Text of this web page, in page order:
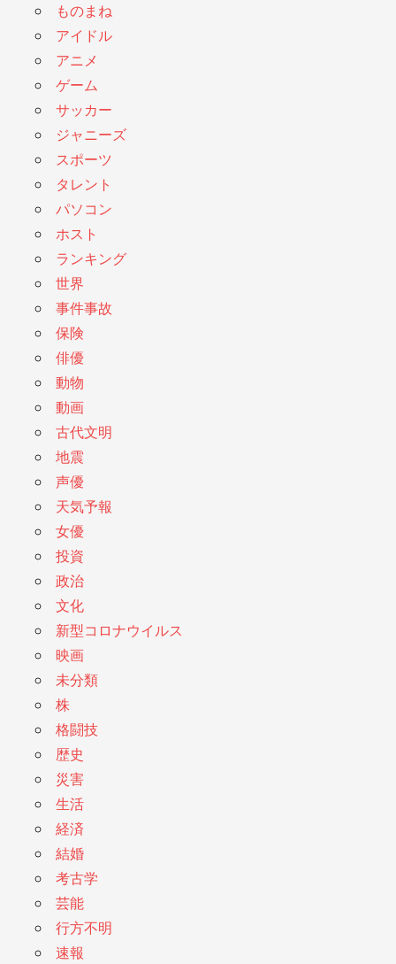
ものまね
アイドル
アニメ
ゲーム
サッカー
ジャニーズ
スポーツ
タレント
パソコン
ホスト
ランキング
世界
事件事故
保険
俳優
動物
動画
古代文明
地震
声優
天気予報
女優
投資
政治
文化
新型コロナウイルス
映画
未分類
株
格闘技
歴史
災害
生活
経済
結婚
考古学
芸能
行方不明
速報